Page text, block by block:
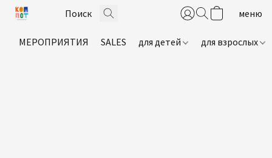
МЕРОПРИЯТИЯ SALES для детей для взрослых